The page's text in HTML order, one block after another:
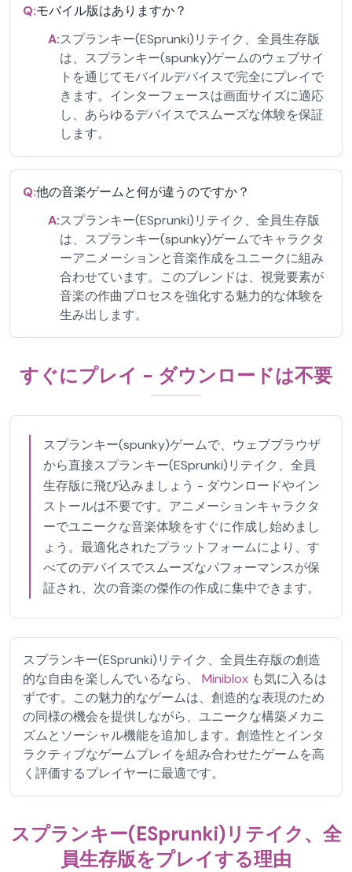
Q:モバイル版はありますか？
A:スプランキー(ESprunki)リテイク、全員生存版
は、スプランキー(spunky)ゲームのウェブサイ
トを通じてモバイルデバイスで完全にプレイで
きます。インターフェースは画面サイズに適応
し、あらゆるデバイスでスムーズな体験を保証
します。
Q:他の音楽ゲームと何が違うのですか？
A:スプランキー(ESprunki)リテイク、全員生存版
は、スプランキー(spunky)ゲームでキャラクタ
ーアニメーションと音楽作成をユニークに組み
合わせています。このブレンドは、視覚要素が
音楽の作曲プロセスを強化する魅力的な体験を
生み出します。
すぐにプレイ - ダウンロードは不要
スプランキー(spunky)ゲームで、ウェブブラウザ
から直接スプランキー(ESprunki)リテイク、全員
生存版に飛び込みましょう - ダウンロードやイン
ストールは不要です。アニメーションキャラクタ
ーでユニークな音楽体験をすぐに作成し始めまし
ょう。最適化されたプラットフォームにより、す
べてのデバイスでスムーズなパフォーマンスが保
証され、次の音楽の傑作の作成に集中できます。
スプランキー(ESprunki)リテイク、全員生存版の創造
的な自由を楽しんでいるなら、
Miniblox も気に入るは
ずです。この魅力的なゲームは、創造的な表現のため
の同様の機会を提供しながら、ユニークな構築メカニ
ズムとソーシャル機能を追加します。創造性とインタ
ラクティブなゲームプレイを組み合わせたゲームを高
く評価するプレイヤーに最適です。
スプランキー(ESprunki)リテイク、全
員生存版をプレイする理由